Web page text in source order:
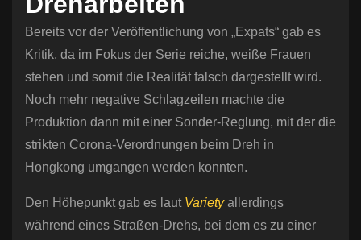
Bereits vor der Veröffentlichung von „Expats“ gab es
Kritik, da im Fokus der Serie reiche, weiße Frauen
stehen und somit die Realität falsch dargestellt wird.
Noch mehr negative Schlagzeilen machte die
Produktion dann mit einer Sonder-Reglung, mit der die
strikten Corona-Verordnungen beim Dreh in
Hongkong umgangen werden konnten.
Den Höhepunkt gab es laut Varietyallerdings
während eines Straßen-Drehs, bei dem es zu einer